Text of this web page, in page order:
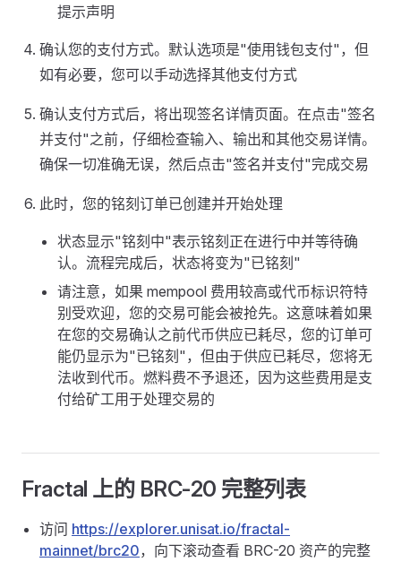
提示声明
确认您的支付方式。默认选项是"使用钱包支付"，但
如有必要，您可以手动选择其他支付方式
确认支付方式后，将出现签名详情页面。在点击"签名
并支付"之前，仔细检查输入、输出和其他交易详情。
确保一切准确无误，然后点击"签名并支付"完成交易
此时，您的铭刻订单已创建并开始处理
状态显示"铭刻中"表示铭刻正在进行中并等待确
认。流程完成后，状态将变为"已铭刻"
请注意，如果 mempool 费用较高或代币标识符特
别受欢迎，您的交易可能会被抢先。这意味着如果
在您的交易确认之前代币供应已耗尽，您的订单可
能仍显示为"已铭刻"，但由于供应已耗尽，您将无
法收到代币。燃料费不予退还，因为这些费用是支
付给矿工用于处理交易的
Fractal 上的 BRC-20 完整列表
访问 https://explorer.unisat.io/fractal-
mainnet/brc20，向下滚动查看 BRC-20 资产的完整